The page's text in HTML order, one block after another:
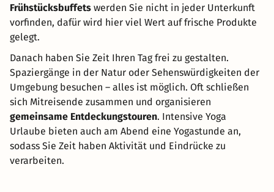
Frühstücksbuffets werden Sie nicht in jeder Unterkunft
vorfinden, dafür wird hier viel Wert auf frische Produkte
gelegt.
Danach haben Sie Zeit Ihren Tag frei zu gestalten.
Spaziergänge in der Natur oder Sehenswürdigkeiten der
Umgebung besuchen – alles ist möglich. Oft schließen
sich Mitreisende zusammen und organisieren
gemeinsame Entdeckungstouren. Intensive Yoga
Urlaube bieten auch am Abend eine Yogastunde an,
sodass Sie Zeit haben Aktivität und Eindrücke zu
verarbeiten.